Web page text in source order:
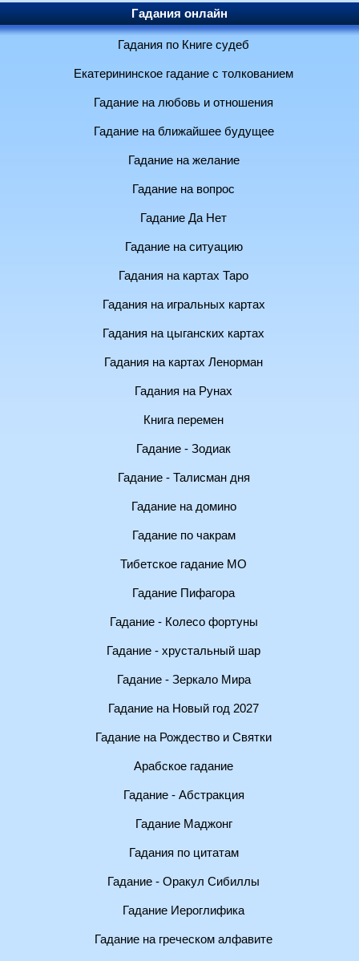
Гадания онлайн
Гадания по Книге судеб
Екатерининское гадание с толкованием
Гадание на любовь и отношения
Гадание на ближайшее будущее
Гадание на желание
Гадание на вопрос
Гадание Да Нет
Гадание на ситуацию
Гадания на картах Таро
Гадания на игральных картах
Гадания на цыганских картах
Гадания на картах Ленорман
Гадания на Рунах
Книга перемен
Гадание - Зодиак
Гадание - Талисман дня
Гадание на домино
Гадание по чакрам
Тибетское гадание МО
Гадание Пифагора
Гадание - Колесо фортуны
Гадание - хрустальный шар
Гадание - Зеркало Мира
Гадание на Новый год 2027
Гадание на Рождество и Святки
Арабское гадание
Гадание - Абстракция
Гадание Маджонг
Гадания по цитатам
Гадание - Оракул Сибиллы
Гадание Иероглифика
Гадание на греческом алфавите